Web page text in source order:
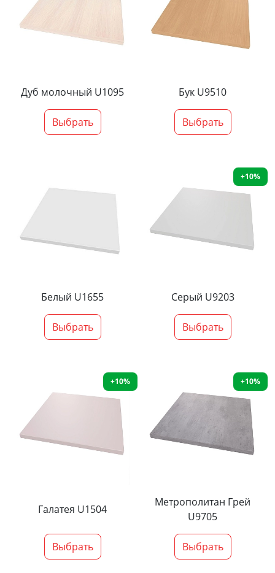
Дуб молочный U1095
Выбрать
Бук U9510
Выбрать
Белый U1655
Выбрать
+10%
Серый U9203
Выбрать
+10%
Галатея U1504
Выбрать
+10%
Метрополитан Грей
U9705
Выбрать